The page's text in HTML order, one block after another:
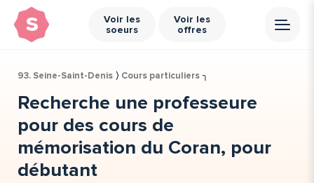
Voir les
soeurs
Voir les
offres
s
93. Seine-Saint-Denis ⟩ Cours particuliers ╮
Recherche une professeure
pour des cours de
mémorisation du Coran, pour
débutant